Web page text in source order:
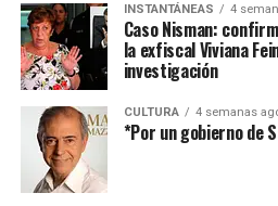
INSTANTÁNEAS 4
Caso Nisman:
la exfiscal Viviana
investigación
CULTURA 4 semanas
*Por un gobierno de